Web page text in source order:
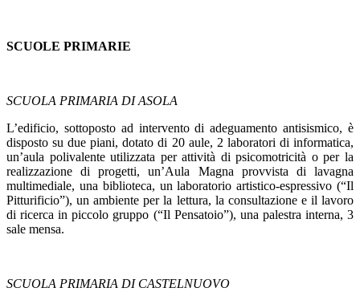
SCUOLE PRIMARIE
SCUOLA PRIMARIA DI ASOLA
L’edificio, sottoposto ad intervento di adeguamento antisismico, è
disposto su due piani, dotato di 20 aule, 2 laboratori di informatica,
un’aula polivalente utilizzata per attività di psicomotricità o per la
realizzazione di progetti, un’Aula Magna provvista di lavagna
multimediale, una biblioteca, un laboratorio artistico-espressivo (“Il
Pitturificio”), un ambiente per la lettura, la consultazione e il lavoro
di ricerca in piccolo gruppo (“Il Pensatoio”), una palestra interna, 3
sale mensa.
SCUOLA PRIMARIA DI CASTELNUOVO